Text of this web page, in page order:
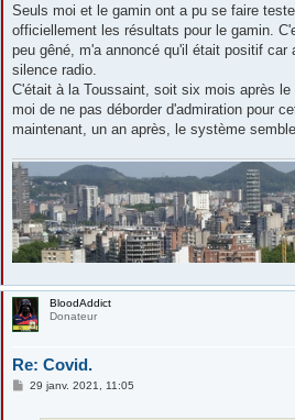
Seuls moi et le gamin ont a pu se faire
officiellement les résultats pour le gamin.
peu gêné, m'a annoncé qu'il était positif car
silence radio.
C'était à la Toussaint, soit six mois après
moi de ne pas déborder d'admiration pour
maintenant, un an après, le système
BloodAddict
Donateur
Re: Covid.
M29 janv. 2021, 11:05